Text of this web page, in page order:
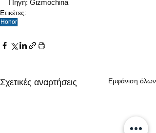
Πηγή: Gizmochina
Ετικέτες:
Honor
Σχετικές αναρτήσεις Εμφάνιση όλων